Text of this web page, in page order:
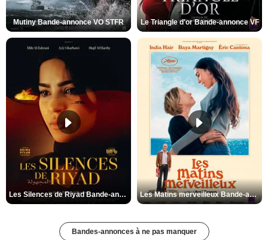
Mutiny Bande-annonce VO STFR Le Triangle d'or Bande-annonce VF
Les Silences de Riyad Bande-annonce VO STFR Les Matins merveilleux Bande-annonce VF
Bandes-annonces à ne pas manquer